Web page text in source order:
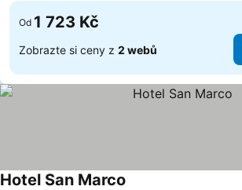
Od 1 723 Kč
Zobrazte si ceny z 2 webů
Hotel San Marco